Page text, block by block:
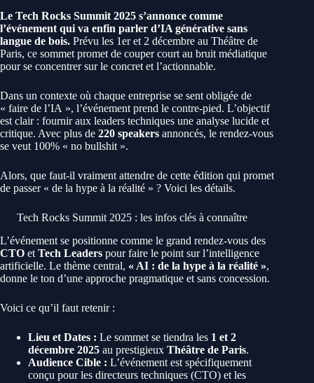
Le Tech Rocks Summit 2025 s’annonce comme
l’événement qui va enfin parler d’IA générative sans
langue de bois. Prévu les 1er et 2 décembre au Théâtre de
Paris, ce sommet promet de couper court au bruit médiatique
pour se concentrer sur le concret et l’actionnable.
Dans un contexte où chaque entreprise se sent obligée de
« faire de l’IA », l’événement prend le contre-pied. L’objectif
est clair : fournir aux leaders techniques une analyse lucide et
critique. Avec plus de 220 speakers annoncés, le rendez-vous
se veut 100% « no bullshit ».
Alors, que faut-il vraiment attendre de cette édition qui promet
de passer « de la hype à la réalité » ? Voici les détails.
Tech Rocks Summit 2025 : les infos clés à connaître
L’événement se positionne comme le grand rendez-vous des
CTO et Tech Leaders pour faire le point sur l’intelligence
artificielle. Le thème central, « AI : de la hype à la réalité »,
donne le ton d’une approche pragmatique et sans concession.
Voici ce qu’il faut retenir :
Lieu et Dates : Le sommet se tiendra les 1 et 2
décembre 2025 au prestigieux Théâtre de Paris.
Audience Cible : L’événement est spécifiquement
conçu pour les directeurs techniques (CTO) et les